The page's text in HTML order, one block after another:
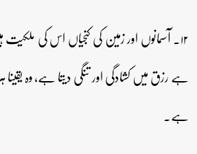
۱۲۔ آسمانوں اور زمین کی کنجیاں اس کی
ہے رزق میں کشادگی اور تنگی دیتا ہے، وہ یقینا
ہے۔